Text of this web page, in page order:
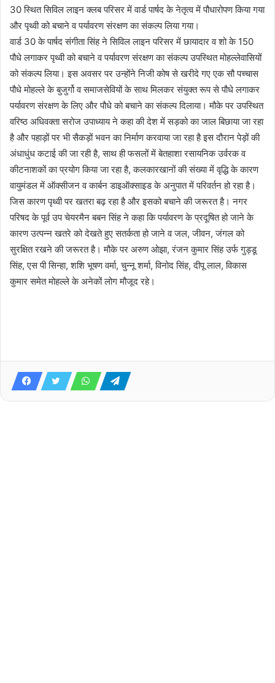
l
30 स्थित सिविल लाइन क्लब परिसर में वार्ड पार्षद के नेतृत्व में पौधारोपण किया गया
और पृथ्वी को बचाने व पर्यावरण संरक्षण का संकल्प लिया गया।
वार्ड 30 के पार्षद संगीता सिंह ने सिविल लाइन परिसर में छायादार व शो के 150
पौधे लगाकर पृथ्वी को बचाने व पर्यावरण संरक्षण का संकल्प उपस्थित मोहल्लेवासियों
को संकल्प लिया। इस अवसर पर उन्होंने निजी कोष से खरीदे गए एक सौ पच्चास
पौधे मोहल्ले के बुजुर्गो व समाजसेवियों के साथ मिलकर संयुक्त रूप से पौधे लगाकर
पर्यावरण संरक्षण के लिए और पौधे को बचाने का संकल्प दिलाया। मौके पर उपस्थित
वरिष्ठ अधिवक्ता सरोज उपाध्याय ने कहा की देश में सड़को का जाल बिछाया जा रहा
है और पहाड़ों पर भी सैकड़ों भवन का निर्माण करवाया जा रहा है इस दौरान पेड़ों की
अंधाधुंध कटाई की जा रही है, साथ ही फसलों में बेतहाशा रसायनिक उर्वरक व
कीटनाशकों का प्रयोग किया जा रहा है, कलकारखानों की संख्या में वृद्धि के कारण
वायुमंडल में ऑक्सीजन व कार्बन डाइऑक्साइड के अनुपात में परिवर्तन हो रहा है।
जिस कारण पृथ्वी पर खतरा बढ़ रहा है और इसको बचाने की जरूरत है। नगर
परिषद के पूर्व उप चेयरमैन बबन सिंह ने कहा कि पर्यावरण के प्रदूषित हो जाने के
कारण उत्पन्न खतरे को देखते हुए सतर्कता हो जाने व जल, जीवन, जंगल को
सुरक्षित रखने की जरूरत है। मौके पर अरुण ओझा, रंजन कुमार सिंह उर्फ गुड्डू
सिंह, एस पी सिन्हा, शशि भूषण वर्मा, चुन्नू शर्मा, विनोद सिंह, दीपू लाल, विकास
कुमार समेत मोहल्ले के अनेकों लोग मौजूद रहे।